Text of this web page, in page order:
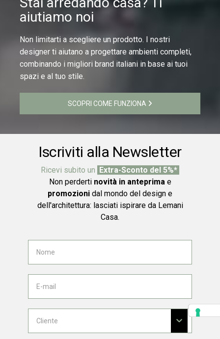
aiutiamo noi
Non limitarti a scegliere un prodotto. I nostri
designer ti aiutano a progettare ambienti completi,
combinando i migliori brand italiani in base ai tuoi
spazi e al tuo stile.
SCOPRI COME FUNZIONA
Iscriviti alla Newsletter
Ricevi subito un Extra-Sconto del 5%*
Non perderti novità in anteprimae
promozioni dal mondo del design e
dell'architettura: lasciati ispirare da Lemani
Casa.